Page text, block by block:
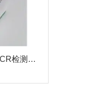
恙虫病立克次体荧光PCR检测试剂盒